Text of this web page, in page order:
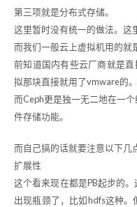
第三项就是分布式存储。
这里暂时没有统一的做法。这
而我们一般云上虚拟机用的就
前知道国内有些云厂商就是
拟那块直接就用了vmware的
而Ceph更是独一无二地在一
件存储功能。
而自己搞的话就要注意以下几
扩展性
这个看来现在都是PB起步的
出现瓶颈了，比如hdfs这种